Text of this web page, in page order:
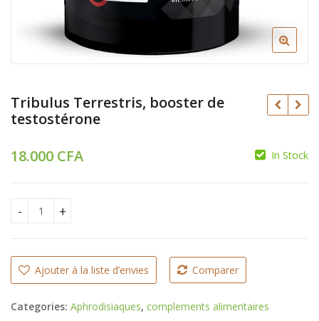
Tribulus Terrestris, booster de
testostérone
18.000 CFA In Stock
Tribulus Terrestris, booster de testostérone quantity
Ajouter à la liste d’envies Comparer
Categories: Aphrodisiaques, complements alimentaires